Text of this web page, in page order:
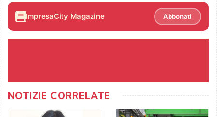
ImpresaCity Magazine Abbonati
NOTIZIE CORRELATE